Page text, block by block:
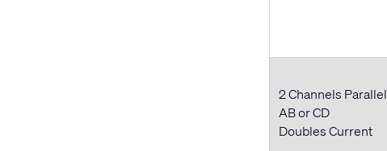
2 Channels Parallel
AB or CD
Doubles Current